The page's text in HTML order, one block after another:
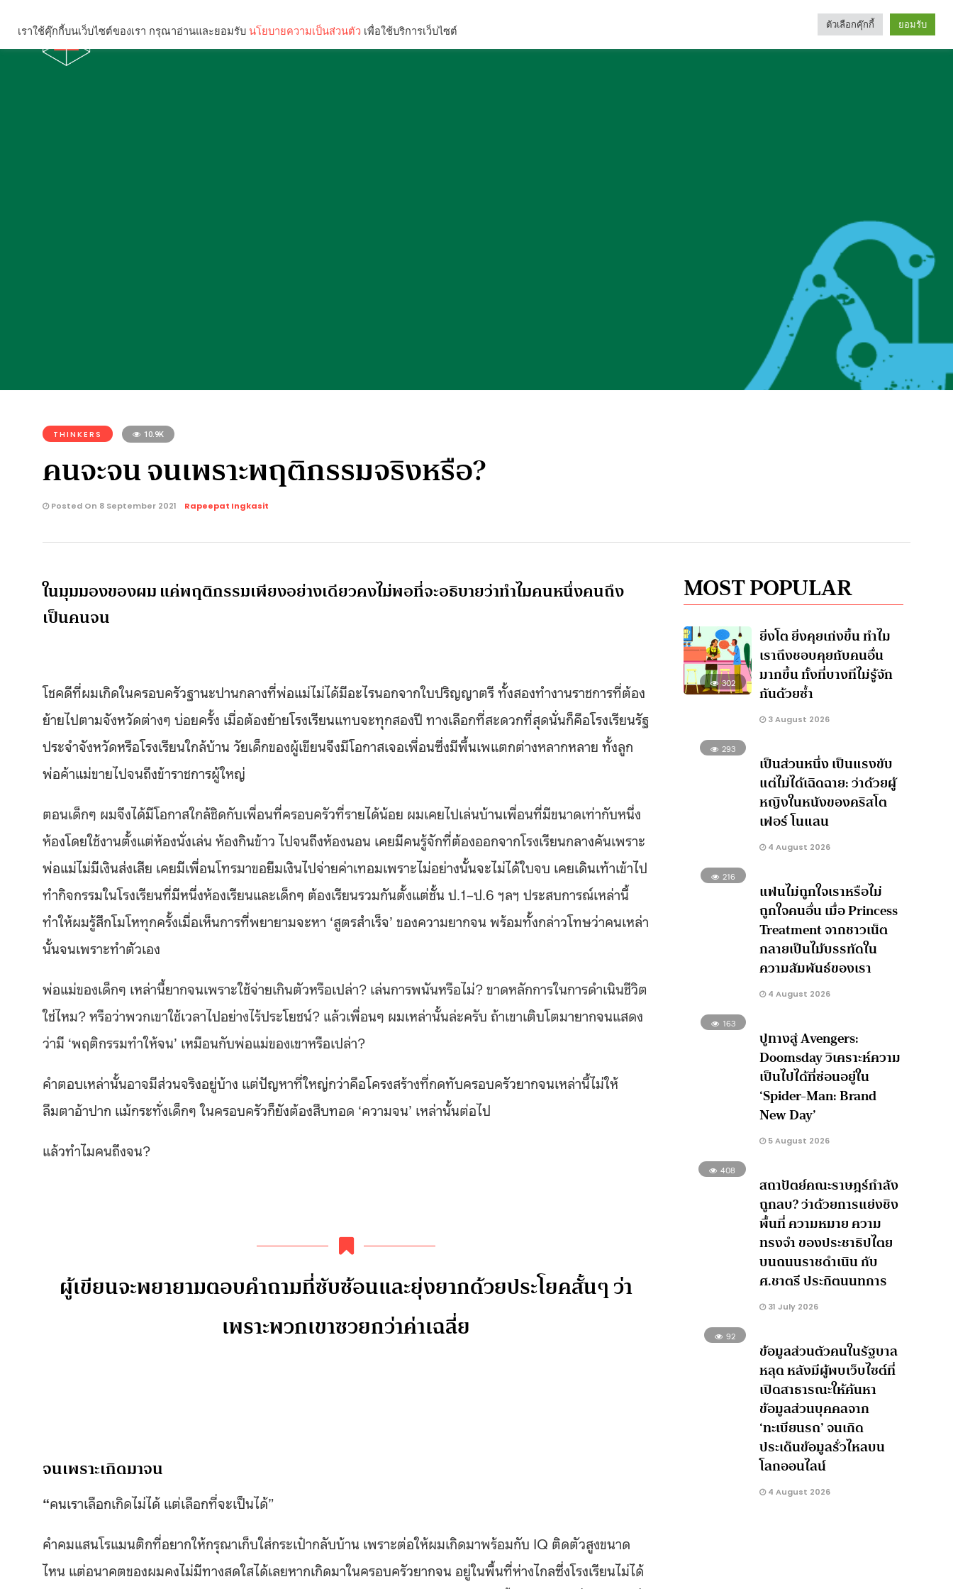
Categories
THINKERS 10.9K
คนจะจน จนเพราะพฤติกรรมจริงหรือ?
Posted On 8 September 2021 Rapeepat Ingkasit
ในมุมมองของผม แค่พฤติกรรมเพียงอย่างเดียวคงไม่พอที่จะอธิบายว่าทำไมคนหนึ่งคนถึง
เป็นคนจน
โชคดีที่ผมเกิดในครอบครัวฐานะปานกลางที่พ่อแม่ไม่ได้มีอะไรนอกจากใบปริญญาตรี ทั้งสองทำงานราชการที่ต้อง
ย้ายไปตามจังหวัดต่างๆ บ่อยครั้ง เมื่อต้องย้ายโรงเรียนแทบจะทุกสองปี ทางเลือกที่สะดวกที่สุดนั่นก็คือโรงเรียนรัฐ
ประจำจังหวัดหรือโรงเรียนใกล้บ้าน วัยเด็กของผู้เขียนจึงมีโอกาสเจอเพื่อนซึ่งมีพื้นเพแตกต่างหลากหลาย ทั้งลูก
พ่อค้าแม่ขายไปจนถึงข้าราชการผู้ใหญ่
ตอนเด็กๆ ผมจึงได้มีโอกาสใกล้ชิดกับเพื่อนที่ครอบครัวที่รายได้น้อย ผมเคยไปเล่นบ้านเพื่อนที่มีขนาดเท่ากับหนึ่ง
ห้องโดยใช้งานตั้งแต่ห้องนั่งเล่น ห้องกินข้าว ไปจนถึงห้องนอน เคยมีคนรู้จักที่ต้องออกจากโรงเรียนกลางคันเพราะ
พ่อแม่ไม่มีเงินส่งเสีย เคยมีเพื่อนโทรมาขอยืมเงินไปจ่ายค่าเทอมเพราะไม่อย่างนั้นจะไม่ได้ใบจบ เคยเดินเท้าเข้าไป
ทำกิจกรรมในโรงเรียนที่มีหนึ่งห้องเรียนและเด็กๆ ต้องเรียนรวมกันตั้งแต่ชั้น ป.1–ป.6 ฯลฯ ประสบการณ์เหล่านี้
ทำให้ผมรู้สึกโมโหทุกครั้งเมื่อเห็นการที่พยายามจะหา ‘สูตรสำเร็จ’ ของความยากจน พร้อมทั้งกล่าวโทษว่าคนเหล่า
นั้นจนเพราะทำตัวเอง
พ่อแม่ของเด็กๆ เหล่านี้ยากจนเพราะใช้จ่ายเกินตัวหรือเปล่า? เล่นการพนันหรือไม่? ขาดหลักการในการดำเนินชีวิต
ใช่ไหม? หรือว่าพวกเขาใช้เวลาไปอย่างไร้ประโยชน์? แล้วเพื่อนๆ ผมเหล่านั้นล่ะครับ ถ้าเขาเติบโตมายากจนแสดง
ว่ามี ‘พฤติกรรมทำให้จน’ เหมือนกับพ่อแม่ของเขาหรือเปล่า?
คำตอบเหล่านั้นอาจมีส่วนจริงอยู่บ้าง แต่ปัญหาที่ใหญ่กว่าคือโครงสร้างที่กดทับครอบครัวยากจนเหล่านี้ไม่ให้
ลืมตาอ้าปาก แม้กระทั่งเด็กๆ ในครอบครัวก็ยังต้องสืบทอด ‘ความจน’ เหล่านั้นต่อไป
แล้วทำไมคนถึงจน?
ผู้เขียนจะพยายามตอบคำถามที่ซับซ้อนและยุ่งยากด้วยประโยคสั้นๆ ว่า
เพราะพวกเขาซวยกว่าค่าเฉลี่ย
จนเพราะเกิดมาจน
“คนเราเลือกเกิดไม่ได้ แต่เลือกที่จะเป็นได้”
คำคมแสนโรแมนติกที่อยากให้กรุณาเก็บใส่กระเป๋ากลับบ้าน เพราะต่อให้ผมเกิดมาพร้อมกับ IQ ติดตัวสูงขนาด
ไหน แต่อนาคตของผมคงไม่มีทางสดใสได้เลยหากเกิดมาในครอบครัวยากจน อยู่ในพื้นที่ห่างไกลซึ่งโรงเรียนไม่ได้
MOST POPULAR
302
ยิ่งโต ยิ่งคุยเก่งขึ้น ทำไม
เราถึงชอบคุยกับคนอื่น
มากขึ้น ทั้งที่บางทีไม่รู้จัก
กันด้วยซ้ำ
3 August 2026
293
เป็นส่วนหนึ่ง เป็นแรงขับ
แต่ไม่ได้เฉิดฉาย: ว่าด้วยผู้
หญิงในหนังของคริสโต
เฟอร์ โนแลน
4 August 2026
216
แฟนไม่ถูกใจเราหรือไม่
ถูกใจคนอื่น เมื่อ Princess
Treatment จากชาวเน็ต
กลายเป็นไม้บรรทัดใน
ความสัมพันธ์ของเรา
4 August 2026
163
ปูทางสู่ Avengers:
Doomsday วิเคราะห์ความ
เป็นไปได้ที่ซ่อนอยู่ใน
‘Spider-Man: Brand
New Day’
5 August 2026
408
สถาปัตย์คณะราษฎร์กำลัง
ถูกลบ? ว่าด้วยการแย่งชิง
พื้นที่ ความหมาย ความ
ทรงจำ ของประชาธิปไตย
บนถนนราชดำเนิน กับ
ศ.ชาตรี ประกิตนนทการ
31 July 2026
92
ข้อมูลส่วนตัวคนในรัฐบาล
หลุด หลังมีผู้พบเว็บไซต์ที่
เปิดสาธารณะให้ค้นหา
ข้อมูลส่วนบุคคลจาก
‘ทะเบียนรถ’ จนเกิด
ประเด็นข้อมูลรั่วไหลบน
โลกออนไลน์
4 August 2026
เราใช้คุ๊กกี้บนเว็บไซต์ของเรา กรุณาอ่านและยอมรับ นโยบายความเป็นส่วนตัว เพื่อใช้บริการเว็บไซต์ ตัวเลือกคุ๊กกี้ ยอมรับ